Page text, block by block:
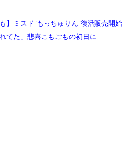
】ミスド”もっちゅりん”復活販売開始
てた」悲喜こもごもの初日に